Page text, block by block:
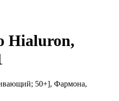
Hialuron,
50+], Фармона,